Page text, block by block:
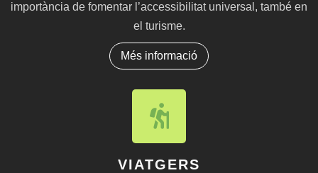
importància de fomentar l’accessibilitat universal, també en
el turisme.
Més informació
VIATGERS